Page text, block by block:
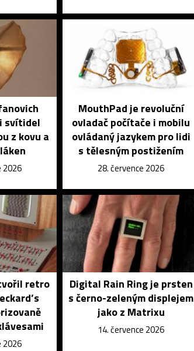
svítidel
z kovu a
2026
MouthPad je revoluční
ovladač počítače i mobilu
ovládaný jazykem pro lidi
s tělesným postižením
28. července 2026
retro
2026
Digital Rain Ring je prsten
s černo-zeleným displejem
jako z Matrixu
14. července 2026